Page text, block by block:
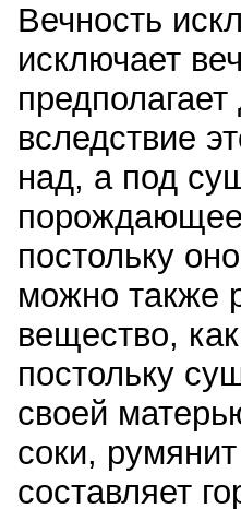
Вечность
исключает
вследствие
над, а под
постольку
можно также
вещество,
постольку
своей
соки,
составляет